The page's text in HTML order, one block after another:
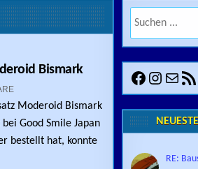
Bismark
ZU UPDATE: AUSLIEFERUNG MODEROID
Moderoid Bismark
Good Smile Japan
bestellt hat, konnte
Facebook
E-
RE: